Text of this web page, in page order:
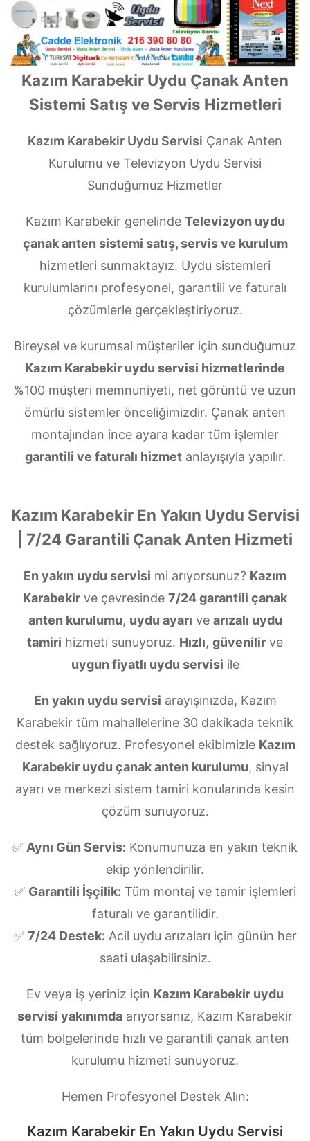
Kazım Karabekir Uydu Çanak Anten
Sistemi Satış ve Servis Hizmetleri
Kazım Karabekir Uydu Servisi Çanak Anten
Kurulumu ve Televizyon Uydu Servisi
Sunduğumuz Hizmetler
Kazım Karabekir genelinde Televizyon uydu
çanak anten sistemi satış, servis ve kurulum
hizmetleri sunmaktayız. Uydu sistemleri
kurulumlarını profesyonel, garantili ve faturalı
çözümlerle gerçekleştiriyoruz.
Bireysel ve kurumsal müşteriler için sunduğumuz
Kazım Karabekir uydu servisi hizmetlerinde
%100 müşteri memnuniyeti, net görüntü ve uzun
ömürlü sistemler önceliğimizdir. Çanak anten
montajından ince ayara kadar tüm işlemler
garantili ve faturalı hizmetanlayışıyla yapılır.
Kazım Karabekir En Yakın Uydu Servisi
| 7/24 Garantili Çanak Anten Hizmeti
En yakın uydu servisi mi arıyorsunuz? Kazım
Karabekir ve çevresinde 7/24 garantili çanak
anten kurulumu, uydu ayarı ve arızalı uydu
tamiri hizmeti sunuyoruz. Hızlı, güvenilir ve
uygun fiyatlı uydu servisi ile
En yakın uydu servisi arayışınızda, Kazım
Karabekir tüm mahallelerine 30 dakikada teknik
destek sağlıyoruz. Profesyonel ekibimizle Kazım
Karabekir uydu çanak anten kurulumu, sinyal
ayarı ve merkezi sistem tamiri konularında kesin
çözüm sunuyoruz.
✅ Aynı Gün Servis: Konumunuza en yakın teknik
ekip yönlendirilir.
✅ Garantili İşçilik: Tüm montaj ve tamir işlemleri
faturalı ve garantilidir.
✅ 7/24 Destek: Acil uydu arızaları için günün her
saati ulaşabilirsiniz.
Ev veya iş yeriniz için Kazım Karabekir uydu
servisi yakınımda arıyorsanız, Kazım Karabekir
tüm bölgelerinde hızlı ve garantili çanak anten
kurulumu hizmeti sunuyoruz.
Hemen Profesyonel Destek Alın:
Kazım Karabekir En Yakın Uydu Servisi